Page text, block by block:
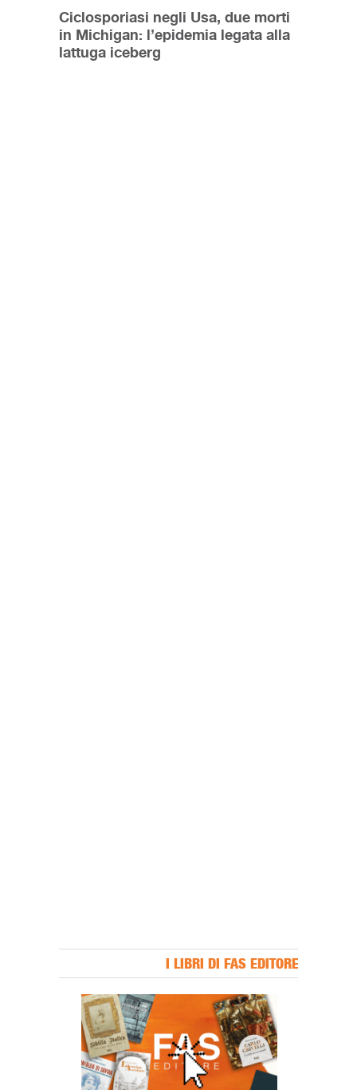
Ciclosporiasi negli Usa, due morti
in Michigan: l’epidemia legata alla
lattuga iceberg
I LIBRI DI FAS EDITORE